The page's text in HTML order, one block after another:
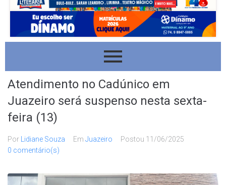
Atendimento no Cadúnico em
Juazeiro será suspenso nesta sexta-
feira (13)
Por Lidiane Souza Em Juazeiro Postou 11/06/2025
0 comentário(s)